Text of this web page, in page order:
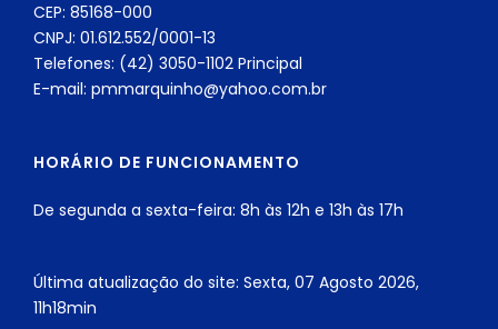
CEP: 85168-000
CNPJ: 01.612.552/0001-13
Telefones: (42) 3050-1102 Principal
E-mail: pmmarquinho@yahoo.com.br
HORÁRIO DE FUNCIONAMENTO
De segunda a sexta-feira: 8h às 12h e 13h às 17h
Última atualização do site: Sexta, 07 Agosto 2026,
11h18min